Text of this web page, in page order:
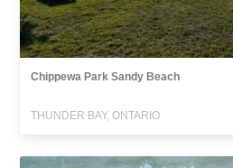
Chippewa Park Sandy Beach
THUNDER BAY, ONTARIO